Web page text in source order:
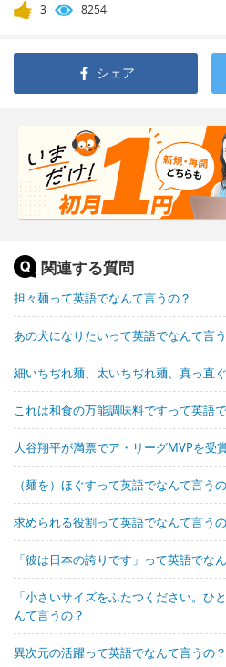
3 8254
シェア
関連する質問
担々麺って英語でなんて言うの？
あの犬になりたいって英語でなんて言
細いちぢれ麺、太いちぢれ麺、真っ直
これは和食の万能調味料ですって英語
大谷翔平が満票でア・リーグMVPを受
（麺を）ほぐすって英語でなんて言う
求められる役割って英語でなんて言う
「彼は日本の誇りです」って英語でな
「小さいサイズをふたつください。ひ
んて言うの？
異次元の活躍って英語でなんて言うの？